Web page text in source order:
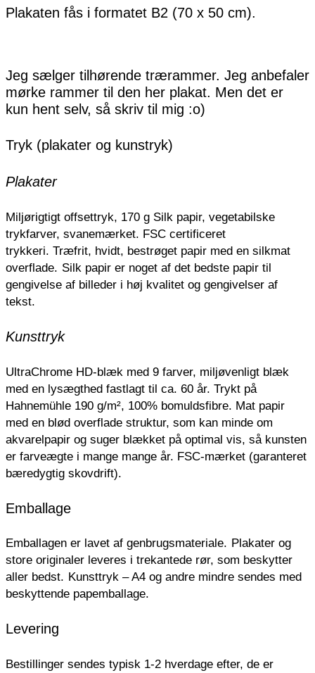
Plakaten fås i formatet B2 (70 x 50 cm).
Jeg sælger tilhørende trærammer. Jeg anbefaler
mørke rammer til den her plakat. Men det er
kun hent selv, så skriv til mig :o)
Tryk (plakater og kunstryk)
Plakater
Miljørigtigt offsettryk, 170 g Silk papir, vegetabilske
trykfarver, svanemærket. FSC certificeret
trykkeri. Træfrit, hvidt, bestrøget papir med en silkmat
overflade. Silk papir er noget af det bedste papir til
gengivelse af billeder i høj kvalitet og gengivelser af
tekst.
Kunsttryk
UltraChrome HD-blæk med 9 farver, miljøvenligt blæk
med en lysægthed fastlagt til ca. 60 år. Trykt på
Hahnemühle 190 g/m², 100% bomuldsfibre. Mat papir
med en blød overflade struktur, som kan minde om
akvarelpapir og suger blækket på optimal vis, så kunsten
er farveægte i mange mange år. FSC-mærket (garanteret
bæredygtig skovdrift).
Emballage
Emballagen er lavet af genbrugsmateriale. Plakater og
store originaler leveres i trekantede rør, som beskytter
aller bedst. Kunsttryk – A4 og andre mindre sendes med
beskyttende papemballage.
Levering
Bestillinger sendes typisk 1-2 hverdage efter, de er